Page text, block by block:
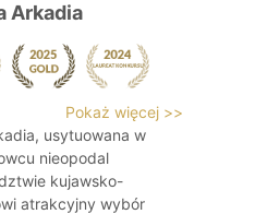
Arkadia
Pokaż więcej >>
usytuowana w
nieopodal
kujawsko-
atrakcyjny wybór